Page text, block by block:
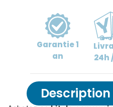
Garantie1
an
24h